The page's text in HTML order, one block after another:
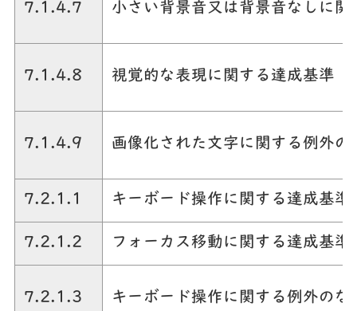
7.1.4.7 小さい背景音又は背景音なしに関
7.1.4.8 視覚的な表現に関する達成基準
7.1.4.9 画像化された文字に関する例外の
7.2.1.1 キーボード操作に関する達成基準
7.2.1.2 フォーカス移動に関する達成基準
7.2.1.3 キーボード操作に関する例外のな